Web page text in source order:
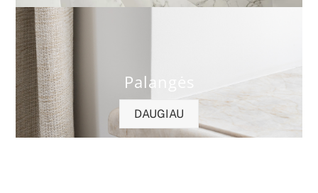
Palangės
DAUGIAU